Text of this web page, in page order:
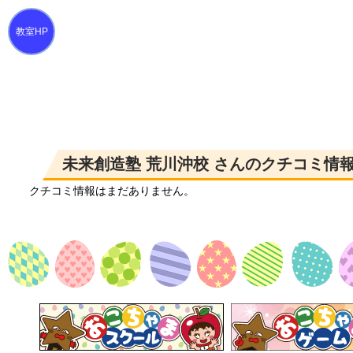
未来創造塾 荒川沖校 さんのクチコミ情
クチコミ情報はまだありません。